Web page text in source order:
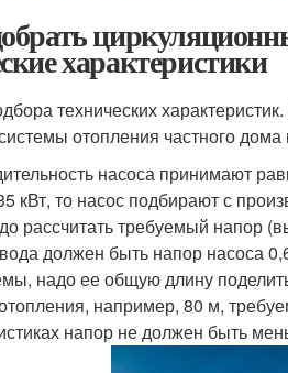
характеристики
технических
отопления частного
насоса принимают
кВт, то насос подбирают с
рассчитать требуемый напор
должен быть напор насоса
надо ее общую длину
например, 80 м,
напор не должен быть